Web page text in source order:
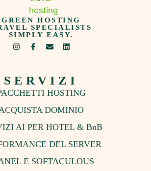
GREEN HOSTING
SPECIALISTS
SIMPLY EASY.
SERVIZI
HOSTING
DOMINIO
AI PER HOTEL & BnB
DEL SERVER
E SOFTACULOUS